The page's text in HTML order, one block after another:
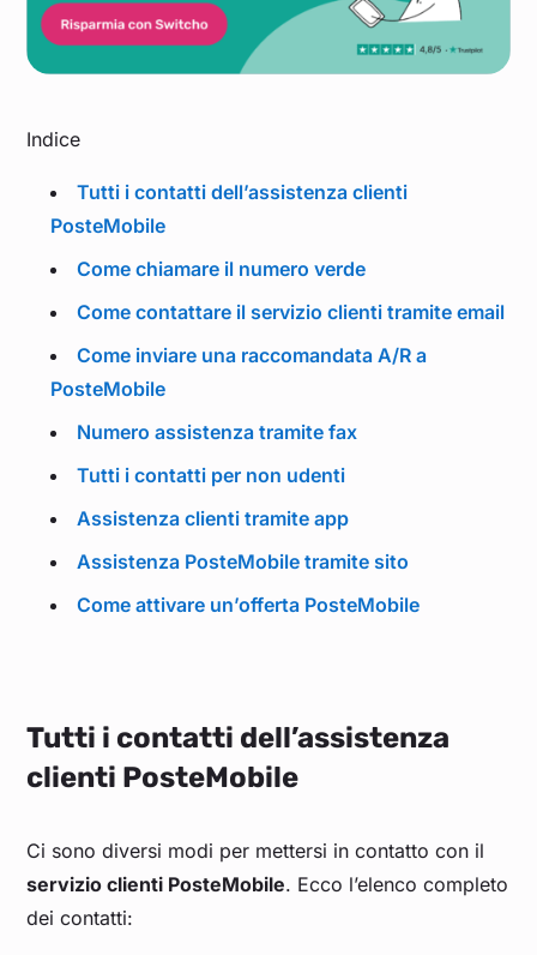
Indice
Tutti i contatti dell’assistenza clienti
PosteMobile
Come chiamare il numero verde
Come contattare il servizio clienti tramite email
Come inviare una raccomandata A/R a
PosteMobile
Numero assistenza tramite fax
Tutti i contatti per non udenti
Assistenza clienti tramite app
Assistenza PosteMobile tramite sito
Come attivare un’offerta PosteMobile
Tutti i contatti dell’assistenza
clienti PosteMobile
Ci sono diversi modi per mettersi in contatto con il
servizio clienti PosteMobile. Ecco l’elenco completo
dei contatti: